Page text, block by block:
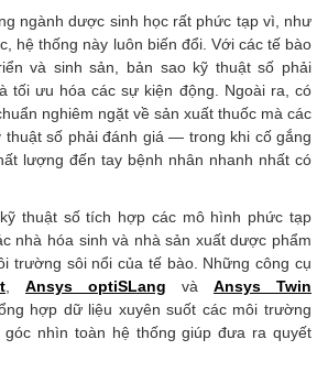
ngành dược sinh học rất phức tạp vì, như
hệ thống này luôn biến đổi. Với các tế bào
và sinh sản, bản sao kỹ thuật số phải
tối ưu hóa các sự kiện động. Ngoài ra, có
nghiêm ngặt về sản xuất thuốc mà các
thuật số phải đánh giá — trong khi cố gắng
lượng đến tay bệnh nhân nhanh nhất có
thuật số tích hợp các mô hình phức tạp
nhà hóa sinh và nhà sản xuất dược phẩm
trường sôi nổi của tế bào. Những công cụ
Ansys optiSLang và Ansys Twin
hợp dữ liệu xuyên suốt các môi trường
nhìn toàn hệ thống giúp đưa ra quyết